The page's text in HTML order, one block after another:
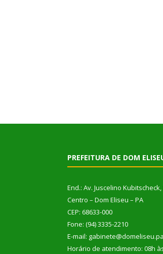
PREFEITURA DE DOM
End.: Av. Juscelino Kubitscheck,
Centro – Dom Eliseu – PA
CEP: 68633-000
Fone: (94) 3335-2210
E-mail:
Horário de atendimento: 08h